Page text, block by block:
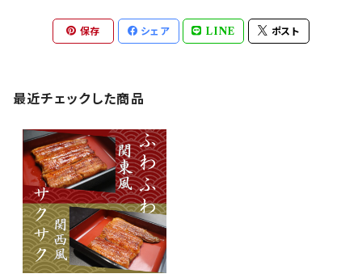
保存 シェア LINE ポスト
最近チェックした商品